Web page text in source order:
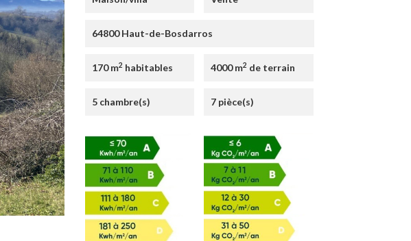
64800 Haut-de-Bosdarros
170 m2 habitables 4000 m2 de terrain
5 chambre(s) 7 pièce(s)